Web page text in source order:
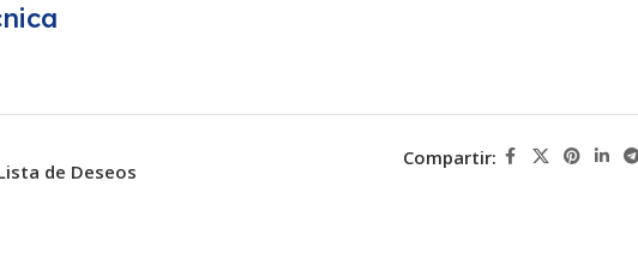
de Deseos
Compartir: